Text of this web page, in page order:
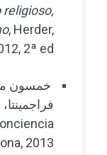
, Herder,
2ª ed)
خمسون
فراجمينتا،
2013